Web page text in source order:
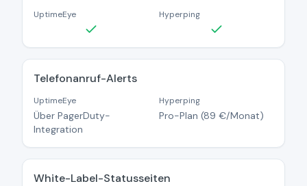
UptimeEye Hyperping
Telefonanruf-Alerts
UptimeEye
Über PagerDuty-
Integration
Hyperping
Pro-Plan (89 €/Monat)
White-Label-Statusseiten